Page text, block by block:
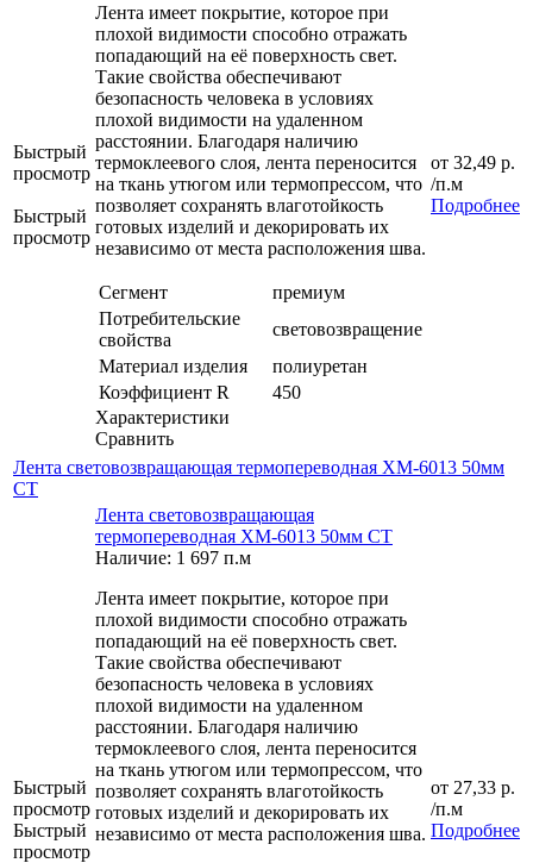
Быстрый
просмотр
Быстрый
просмотр
Лента имеет покрытие, которое при
плохой видимости способно отражать
попадающий на её поверхность свет.
Такие свойства обеспечивают
безопасность человека в условиях
плохой видимости на удаленном
расстоянии. Благодаря наличию
термоклеевого слоя, лента переносится
на ткань утюгом или термопрессом, что
позволяет сохранять влаготойкость
готовых изделий и декорировать их
независимо от места расположения шва.
Сегмент
премиум
Потребительские
свойства
световозвращение
Материал изделия
полиуретан
Коэффициент R
450
Характеристики
Сравнить
от 32,49 р.
/п.м
Подробнее
Лента световозвращающая термопереводная ХМ-6013 50мм
СТ
Быстрый
просмотр
Быстрый
просмотр
Лента световозвращающая
термопереводная ХМ-6013 50мм СТ
Наличие: 1 697 п.м
Лента имеет покрытие, которое при
плохой видимости способно отражать
попадающий на её поверхность свет.
Такие свойства обеспечивают
безопасность человека в условиях
плохой видимости на удаленном
расстоянии. Благодаря наличию
термоклеевого слоя, лента переносится
на ткань утюгом или термопрессом, что
позволяет сохранять влаготойкость
готовых изделий и декорировать их
независимо от места расположения шва.
от 27,33 р.
/п.м
Подробнее